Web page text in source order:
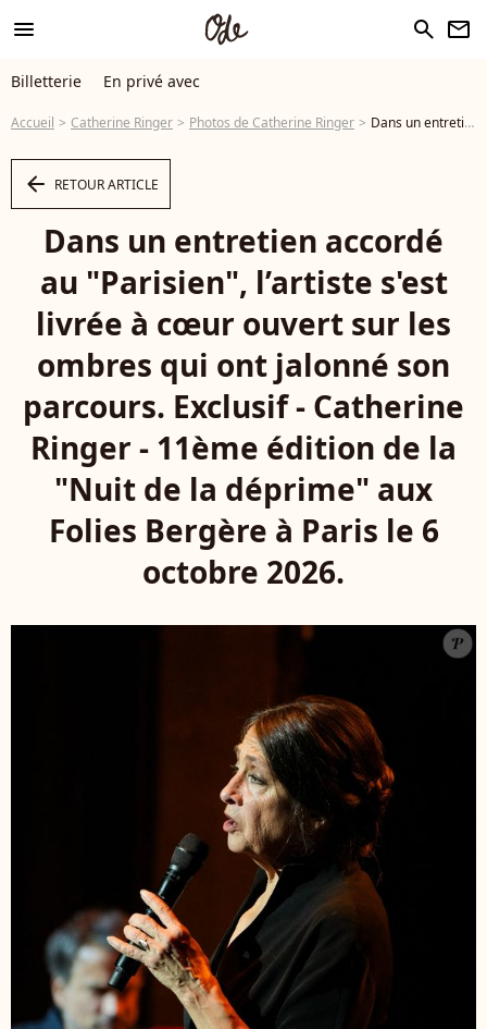
menu search newsletter
Billetterie En privé avec
Accueil Catherine Ringer Photos de Catherine Ringer Dans un entretien accordé au "Parisien", l’artiste s'est livrée à cœur ouvert sur les ombres qui ont jalonné son parcours. Exclusif - Catherine Ringer - 11ème édition de la "Nuit de la déprime" aux Folies Bergère à Paris le 6 octobre 2026. © Anne-Sophie Guebey / Bestimage - Photo
arrow_left RETOUR ARTICLE
Dans un entretien accordé
au "Parisien", l’artiste s'est
livrée à cœur ouvert sur les
ombres qui ont jalonné son
parcours. Exclusif - Catherine
Ringer - 11ème édition de la
"Nuit de la déprime" aux
Folies Bergère à Paris le 6
octobre 2026.